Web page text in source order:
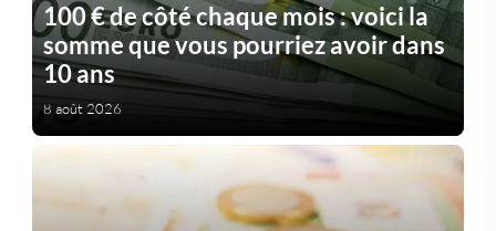
100 € de côté chaque mois : voici la
somme que vous pourriez avoir dans
10 ans
8 août 2026